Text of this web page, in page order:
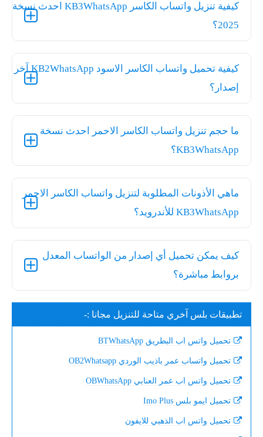
كيفية تنزيل واتساب الكاسر KB3WhatsApp احدث نسخة
2025؟
كيفية تحميل واتساب الكاسر الاسود KB2WhatsApp آخر
إصدار؟
ما حجم تنزيل واتساب الكاسر الاحمر احدث نسخة
KB3WhatsApp؟
ماهي الأذونات المطلوبة لتنزيل واتساب الكاسر الاحمر
KB3WhatsApp للأندرويد؟
كيف يمكن تحميل أي إصدار من الواتساب المعدل
بروابط مباشرة؟
تطبيقات بلس آخري متاحة للتنزيل مجانا :-
تحميل واتس اب البطريق BTWhatsApp
تحميل واتساب عمر باذيب الوردي OB2Whatsapp
تحميل واتس اب عمر العنابي OBWhatsApp
تحميل ايمو بلس Imo Plus
تحميل واتس اب الذهبي للايفون